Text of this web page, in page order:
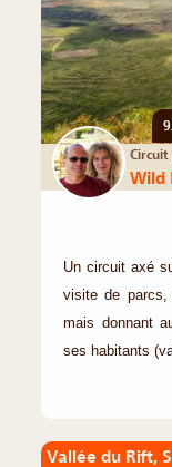
Circuit
Wild
Un circuit axé
visite de parcs,
mais donnant
ses habitants